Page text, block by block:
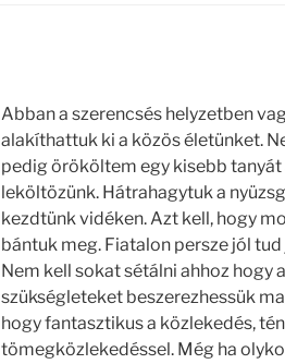
Abban a szerencsés helyzetben
alakíthattuk ki a közös életünket.
pedig örököltem egy kisebb
leköltözünk. Hátrahagytuk a
kezdtünk vidéken. Azt kell, hogy
bántuk meg. Fiatalon persze jól
Nem kell sokat sétálni ahhoz hogy
szükségleteket beszerezhessük
hogy fantasztikus a közlekedés,
tömegközlekedéssel. Még ha